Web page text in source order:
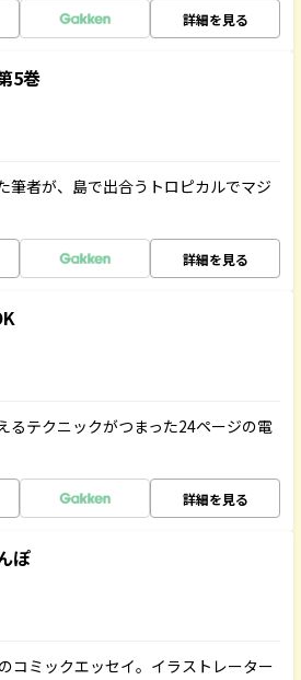
詳細を見る
5巻
筆者が、島で出合うトロピカルでマジ
詳細を見る
るテクニックがつまった24ページの電
詳細を見る
ぽ
コミックエッセイ。イラストレーター